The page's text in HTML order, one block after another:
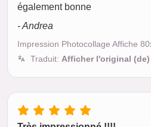
également bonne
- Andrea
Impression Photocollage Affiche
Traduit: Afficher l'original (de)